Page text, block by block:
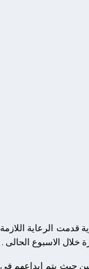
قدمت الرعاية اللازمة
خلال الاسبوع الحالى .
حيث يتم ايداعهم في